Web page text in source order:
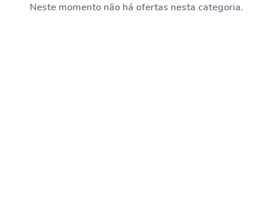
Neste momento não há ofertas nesta categoria.